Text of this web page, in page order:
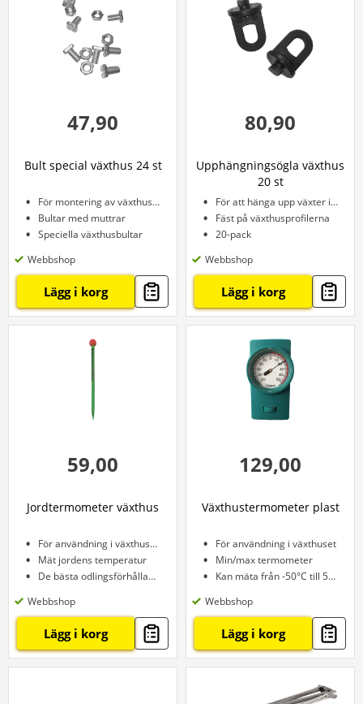
47,90
Bult special växthus 24 st
För montering av växthusprofiler
Bultar med muttrar
Speciella växthusbultar
Webbshop
Lägg i korg
80,90
Upphängningsögla växthus
20 st
För att hänga upp växter i växthuset
Fäst på växthusprofilerna
20-pack
Webbshop
Lägg i korg
59,00
Jordtermometer växthus
För användning i växthuset och trädgården
Mät jordens temperatur
De bästa odlingsförhållandena
Webbshop
Lägg i korg
129,00
Växthustermometer plast
För användning i växthuset
Min/max termometer
Kan mäta från -50°C till 50°C
Webbshop
Lägg i korg